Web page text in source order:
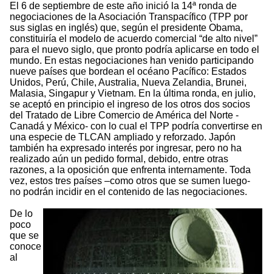
El 6 de septiembre de este año inició la 14ª ronda de
negociaciones de la Asociación Transpacífico (TPP por
sus siglas en inglés) que, según el presidente Obama,
constituiría el modelo de acuerdo comercial “de alto nivel”
para el nuevo siglo, que pronto podría aplicarse en todo el
mundo. En estas negociaciones han venido participando
nueve países que bordean el océano Pacífico: Estados
Unidos, Perú, Chile, Australia, Nueva Zelandia, Brunei,
Malasia, Singapur y Vietnam. En la última ronda, en julio,
se aceptó en principio el ingreso de los otros dos socios
del Tratado de Libre Comercio de América del Norte -
Canadá y México- con lo cual el TPP podría convertirse en
una especie de TLCAN ampliado y reforzado. Japón
también ha expresado interés por ingresar, pero no ha
realizado aún un pedido formal, debido, entre otras
razones, a la oposición que enfrenta internamente. Toda
vez, estos tres países –como otros que se sumen luego-
no podrán incidir en el contenido de las negociaciones.
De lo
poco
que se
conoce
al